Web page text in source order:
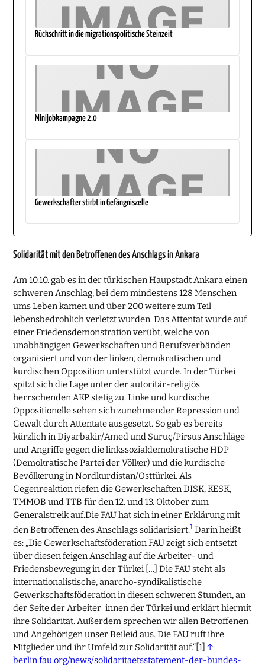
Rückschritt in die migrationspolitische Steinzeit
Minijobkampagne 2.0
Gewerkschafter stirbt in Gefängniszelle
Solidarität mit den Betroffenen des Anschlags in Ankara
Am 10.10. gab es in der türkischen Haupstadt Ankara einen
schweren Anschlag, bei dem mindestens 128 Menschen
ums Leben kamen und über 200 weitere zum Teil
lebensbedrohlich verletzt wurden. Das Attentat wurde auf
einer Friedensdemonstration verübt, welche von
unabhängigen Gewerkschaften und Berufsverbänden
organisiert und von der linken, demokratischen und
kurdischen Opposition unterstützt wurde. In der Türkei
spitzt sich die Lage unter der autoritär-religiös
herrschenden AKP stetig zu. Linke und kurdische
Oppositionelle sehen sich zunehmender Repression und
Gewalt durch Attentate ausgesetzt. So gab es bereits
kürzlich in Diyarbakir/Amed und Suruç/Pirsus Anschläge
und Angriffe gegen die linkssozialdemokratische HDP
(Demokratische Partei der Völker) und die kurdische
Bevölkerung in Nordkurdistan/Osttürkei. Als
Gegenreaktion riefen die Gewerkschaften DISK, KESK,
TMMOB und TTB für den 12. und 13. Oktober zum
Generalstreik auf.Die FAU hat sich in einer Erklärung mit
den Betroffenen des Anschlags solidarisiert.1 Darin heißt
es: „Die Gewerkschaftsföderation FAU zeigt sich entsetzt
über diesen feigen Anschlag auf die Arbeiter- und
Friedensbewegung in der Türkei […] Die FAU steht als
internationalistische, anarcho-syndikalistische
Gewerkschaftsföderation in diesen schweren Stunden, an
der Seite der Arbeiter_innen der Türkei und erklärt hiermit
ihre Solidarität. Außerdem sprechen wir allen Betroffenen
und Angehörigen unser Beileid aus. Die FAU ruft ihre
Mitglieder und ihr Umfeld zur Solidarität auf.“[1] ↑
berlin.fau.org/news/solidaritaetsstatement-der-bundes-